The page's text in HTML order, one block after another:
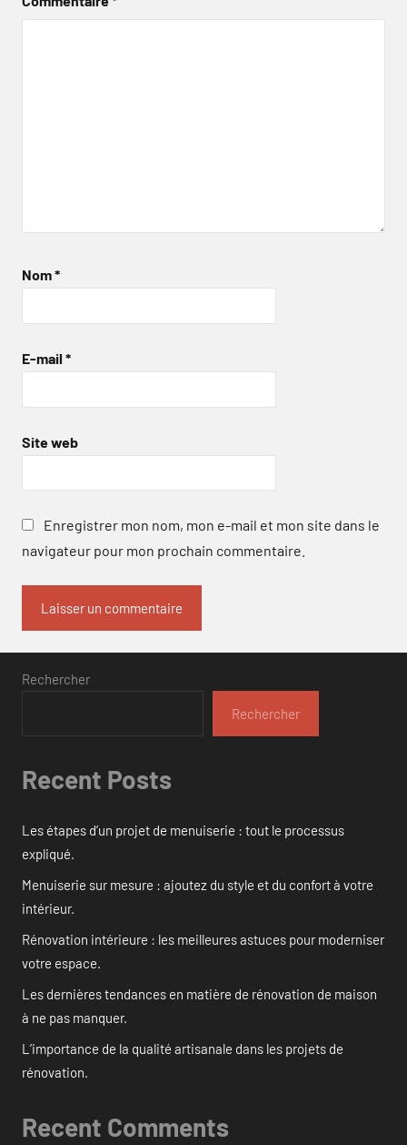
Nom*
E-mail *
Site web
Enregistrer mon nom, mon e-mail et mon site dans le
navigateur pour mon prochain commentaire.
Rechercher
Rechercher
Recent Posts
Les étapes d’un projet de menuiserie : tout le processus
expliqué.
Menuiserie sur mesure : ajoutez du style et du confort à votre
intérieur.
Rénovation intérieure : les meilleures astuces pour moderniser
votre espace.
Les dernières tendances en matière de rénovation de maison
à ne pas manquer.
L’importance de la qualité artisanale dans les projets de
rénovation.
Recent Comments